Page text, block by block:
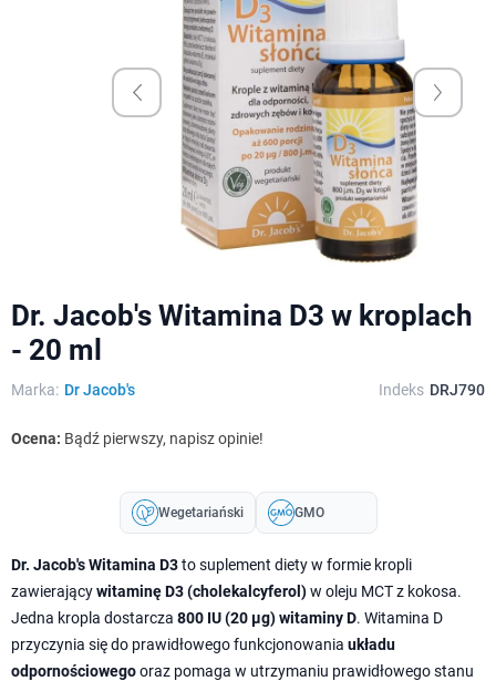
Dr. Jacob's Witamina D3 w kroplach
- 20 ml
Marka: Dr Jacob's Indeks DRJ790
Ocena: Bądź pierwszy, napisz opinie!
Wegetariański GMO
Dr. Jacob's Witamina D3to suplement diety w formie kropli
zawierającywitaminę D3 (cholekalcyferol)w oleju MCT z kokosa.
Jedna kropla dostarcza 800 IU (20 µg) witaminy D. Witamina D
przyczynia się do prawidłowego funkcjonowania układu
odpornościowegooraz pomaga w utrzymaniu prawidłowego stanu